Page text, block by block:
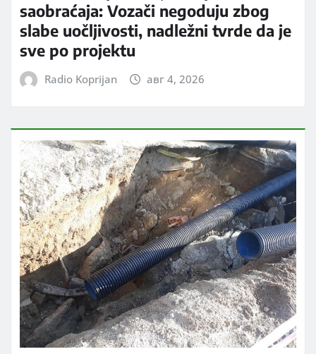
saobraćaja: Vozači negoduju zbog
slabe uočljivosti, nadležni tvrde da je
sve po projektu
Radio Koprijan авг 4, 2026